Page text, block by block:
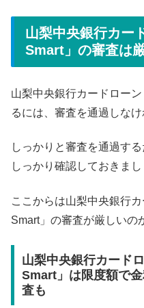
山梨中央銀行カー
Smart」の審査は
山梨中央銀行カードロー
るには、審査を通過しなけ
しっかりと審査を通過す
しっかり確認しておきまし
ここからは山梨中央銀行
Smart」の審査が厳しいの
山梨中央銀行カード
Smart」は限度額で
査も